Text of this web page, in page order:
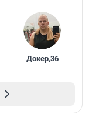
Докер,36